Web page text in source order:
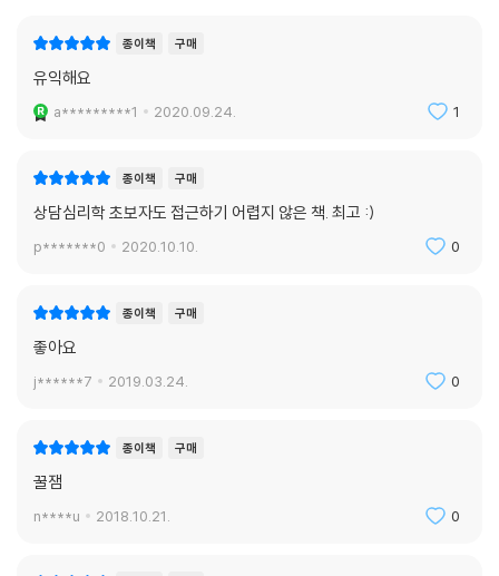
6. 가족상담자의 역할
7. 가족상담의 사례
참고문헌
종이책 구매
유익해요
a*********1 2020.09.24. 1
종이책 구매
상담심리학 초보자도 접근하기 어렵지 않은 책. 최고 :)
p*******0 2020.10.10. 0
종이책 구매
좋아요
j******7 2019.03.24. 0
종이책 구매
꿀잼
n****u 2018.10.21. 0